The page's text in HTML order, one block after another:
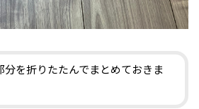
分を折りたたんでまとめておきま